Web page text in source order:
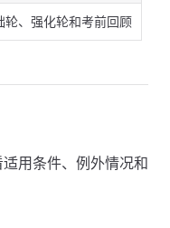
轮、强化轮和考前回顾
用条件、例外情况和